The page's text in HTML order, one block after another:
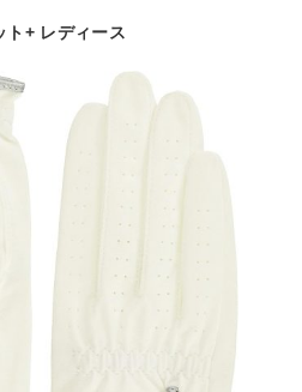
+ レディース